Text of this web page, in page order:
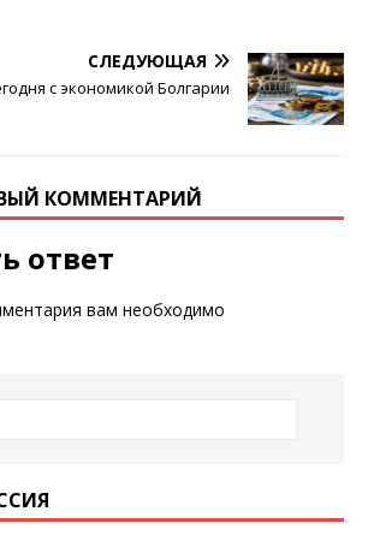
СЛЕДУЮЩАЯ
с экономикой Болгарии
КОММЕНТАРИЙ
ответ
вам необходимо